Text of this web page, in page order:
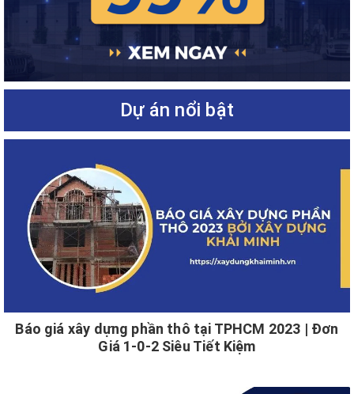
Dự án nổi bật
Báo giá xây dựng phần thô tại TPHCM 2023 | Đơn
Giá 1-0-2 Siêu Tiết Kiệm